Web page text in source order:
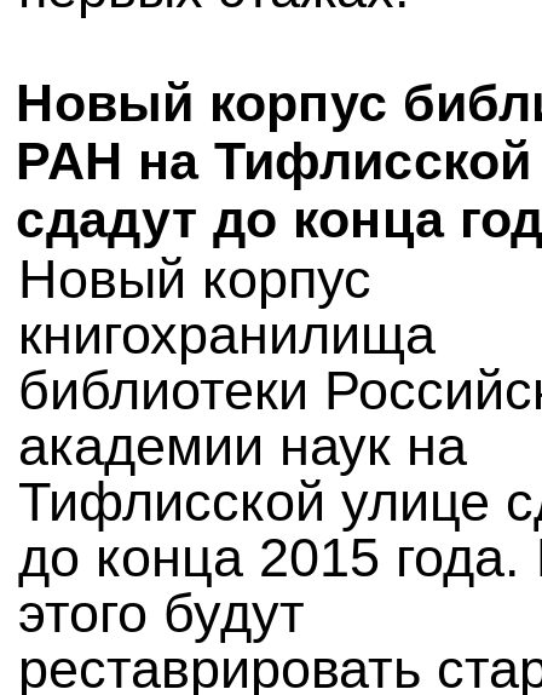
Новый корпус
РАН на Тифлисской
сдадут до конца
Новый корпус
книгохранилища
библиотеки
академии наук на
Тифлисской улице
до конца 2015
этого будут
реставрировать